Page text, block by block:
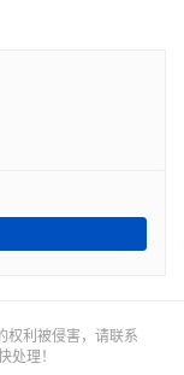
权利被侵害，请联系
处理！